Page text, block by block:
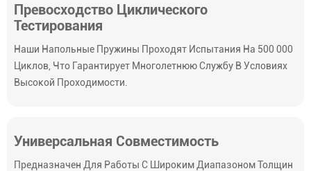
Превосходство Циклического
Тестирования
Наши Напольные Пружины Проходят Испытания На 500 000
Циклов, Что Гарантирует Многолетнюю Службу В Условиях
Высокой Проходимости.
Универсальная Совместимость
Предназначен Для Работы С Широким Диапазоном Толщин